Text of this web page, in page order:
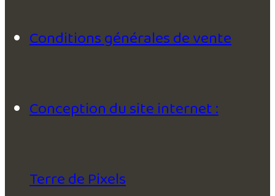
Conditions générales de vente
Conception du site internet :
Terre de Pixels